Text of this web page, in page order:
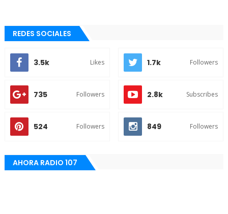
REDES SOCIALES
3.5k Likes 1.7k Followers
735 Followers 2.8k Subscribes
524 Followers 849 Followers
AHORA RADIO 107